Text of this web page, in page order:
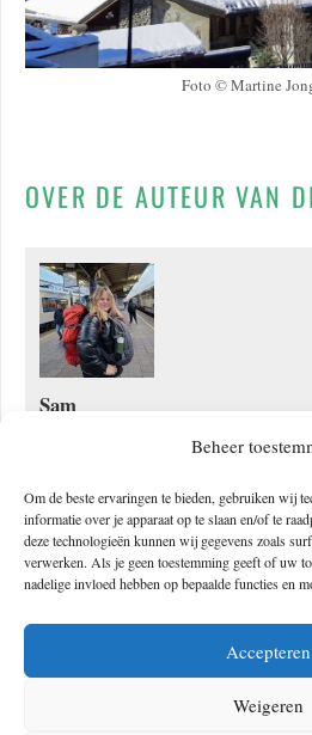
Beheer
Om de beste ervaringen te bieden, gebruiken wij
informatie over je apparaat op te slaan en/of te
deze technologieën kunnen wij gegevens zoals
verwerken. Als je geen toestemming geeft of uw
nadelige invloed hebben op bepaalde functies en
Accepteren
Weigeren
Foto © Martine
OVER DE AUTEUR VAN
Sam
Het was de droom van de Vlaamse
Journalism die ze loopt bij The Hike
backpack bij de hand trekt ze
weken, 12 landen en eindeloze